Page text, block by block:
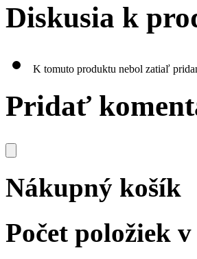
Diskusia k
K tomuto produktu nebol zatiaľ
Pridať
Nákupný košík
Počet položiek